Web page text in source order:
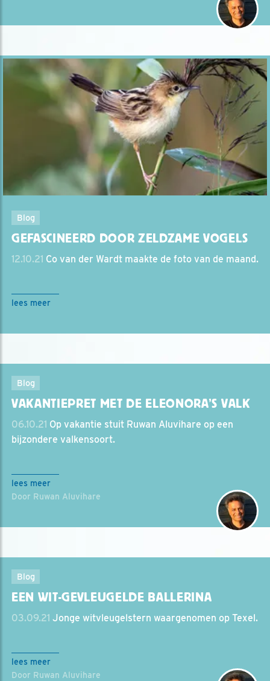
Blog
GEFASCINEERD DOOR ZELDZAME VOGELS
12.10.21 Co van der Wardt maakte de foto van de maand.
lees meer
Blog
VAKANTIEPRET MET DE ELEONORA’S VALK
06.10.21 Op vakantie stuit Ruwan Aluvihare op een
bijzondere valkensoort.
lees meer
Door Ruwan Aluvihare
Blog
EEN WIT-GEVLEUGELDE BALLERINA
03.09.21 Jonge witvleugelstern waargenomen op Texel.
lees meer
Door Ruwan Aluvihare